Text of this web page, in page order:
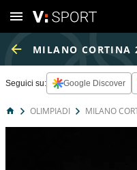
MILANO CORTINA
Seguici su: Google Discover
OLIMPIADI MILANO